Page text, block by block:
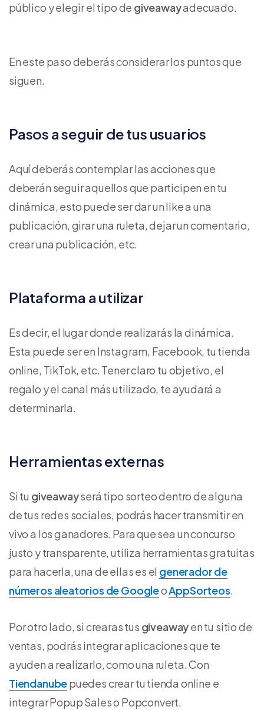
público y elegir el tipo de giveawayadecuado.
En este paso deberás considerar los puntos que
siguen.
Pasos a seguir de tus usuarios
Aquí deberás contemplar las acciones que
deberán seguir aquellos que participen en tu
dinámica, esto puede ser dar un like a una
publicación, girar una ruleta, dejar un comentario,
crear una publicación, etc.
Plataforma a utilizar
Es decir, el lugar donde realizarás la dinámica.
Esta puede ser en Instagram, Facebook, tu tienda
online, TikTok, etc. Tener claro tu objetivo, el
regalo y el canal más utilizado, te ayudará a
determinarla.
Herramientas externas
Si tu giveawayserá tipo sorteo dentro de alguna
de tus redes sociales, podrás hacer transmitir en
vivo a los ganadores. Para que sea un concurso
justo y transparente, utiliza herramientas gratuitas
para hacerla, una de ellas es el generador de
números aleatorios de GoogleoAppSorteos.
Por otro lado, si crearas tus giveawayen tu sitio de
ventas, podrás integrar aplicaciones que te
ayuden a realizarlo, como una ruleta. Con
Tiendanubepuedes crear tu tienda online e
integrar Popup Sales o Popconvert.